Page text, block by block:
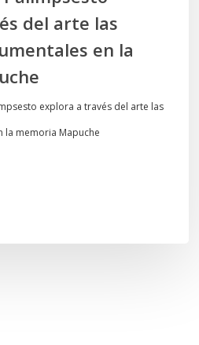
del arte las
en la
explora a través del arte las
la memoria Mapuche